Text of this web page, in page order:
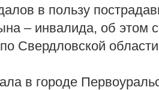
в пользу
– инвалида, об этом
Свердловской
в городе